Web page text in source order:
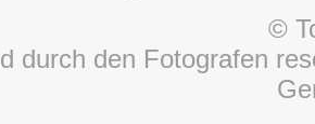
©
durch den Fotografen